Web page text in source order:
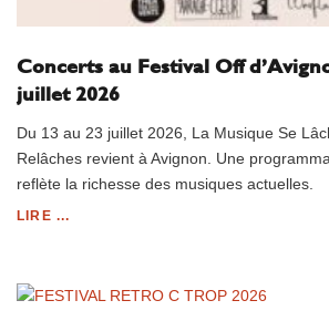
Concerts au Festival Off
juillet 2026
Du 13 au 23 juillet 2026, La Musique Se
Relâches revient à Avignon. Une
reflète la richesse des musiques actuelles.
LIRE ...